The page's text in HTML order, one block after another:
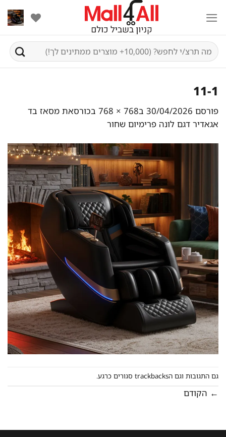
content
חיפוש
עבור:
11-1
פורסם 30/04/2026 ב768 × 768 בכורסאת מסאז בד
אגאדיר דגם לונה פרימיום שחור
גם התגובות וגם הtrackbacks סגורים כרגע.
← הקודם